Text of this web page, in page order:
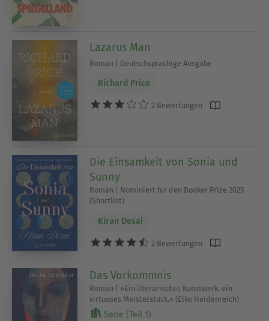
Lazarus Man
Roman | Deutschsprachige Ausgabe
Richard Price
2 Bewertungen
Die Einsamkeit von Sonia und
Sunny
Roman | Nominiert für den Booker Prize 2025
(Shortlist)
Kiran Desai
2 Bewertungen
Das Vorkommnis
Roman | »Ein literarisches Kunstwerk, ein
virtuoses Meisterstück.« (Elke Heidenreich)
Serie (Teil 1)